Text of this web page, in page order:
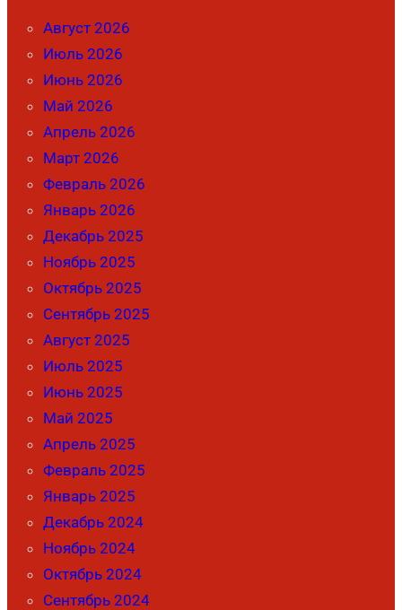
Август 2026
Июль 2026
Июнь 2026
Май 2026
Апрель 2026
Март 2026
Февраль 2026
Январь 2026
Декабрь 2025
Ноябрь 2025
Октябрь 2025
Сентябрь 2025
Август 2025
Июль 2025
Июнь 2025
Май 2025
Апрель 2025
Февраль 2025
Январь 2025
Декабрь 2024
Ноябрь 2024
Октябрь 2024
Сентябрь 2024